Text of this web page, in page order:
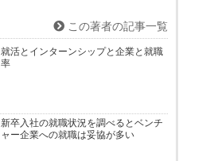
この著者の記事一覧
就活とインターンシップと企業と就職
率
新卒入社の就職状況を調べるとベンチ
ャー企業への就職は妥協が多い